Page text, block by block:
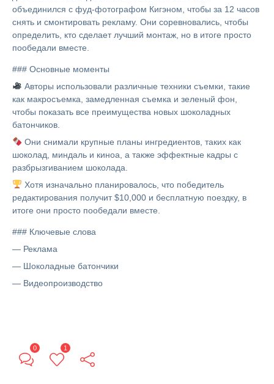
объединился с фуд-фотографом Кигэном, чтобы за 12 часов
снять и смонтировать рекламу. Они соревновались, чтобы
определить, кто сделает лучший монтаж, но в итоге просто
пообедали вместе.
### Основные моменты
Авторы использовали различные техники съемки, такие
как макросъемка, замедленная съемка и зеленый фон,
чтобы показать все преимущества новых шоколадных
батончиков.
Они снимали крупные планы ингредиентов, таких как
шоколад, миндаль и киноа, а также эффектные кадры с
разбрызгиванием шоколада.
Хотя изначально планировалось, что победитель
редактирования получит $10,000 и бесплатную поездку, в
итоге они просто пообедали вместе.
### Ключевые слова
— Реклама
— Шоколадные батончики
— Видеопроизводство
0 1